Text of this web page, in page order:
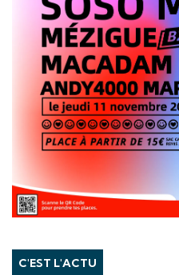
C'EST L'ACTU